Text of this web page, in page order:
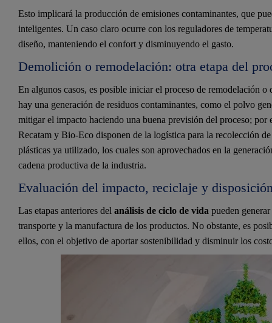
Esto implicará la producción de emisiones contaminantes, que
inteligentes. Un caso claro ocurre con los reguladores de
diseño, manteniendo el confort y disminuyendo el gasto.
Demolición o remodelación: otra etapa del
En algunos casos, es posible iniciar el proceso de remodelación
hay una generación de residuos contaminantes, como el polvo
mitigar el impacto haciendo una buena previsión del proceso;
Recatam y Bio-Eco disponen de la logística para la recolección
plásticas ya utilizado, los cuales son aprovechados en la
cadena productiva de la industria.
Evaluación del impacto, reciclaje y
Las etapas anteriores del análisis de ciclo de vida pueden
transporte y la manufactura de los productos. No obstante, es
ellos, con el objetivo de aportar sostenibilidad y disminuir los